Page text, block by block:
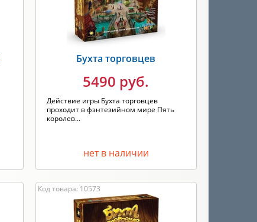
Бухта торговцев
5490 руб.
Действие игры Бухта торговцев
проходит в фэнтезийном мире Пять
королев...
нет в наличии
Код товара: 10573